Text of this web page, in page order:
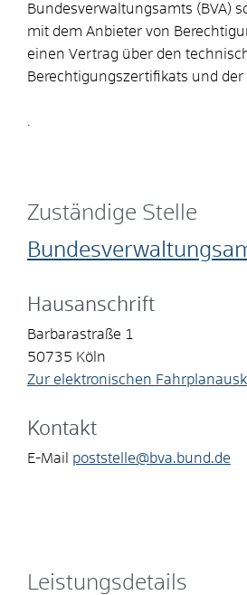
Bundesverwaltungsamts (BVA)
mit dem Anbieter von
einen Vertrag über den
Berechtigungszertifikats und der
Zuständige Stelle
Hausanschrift
Barbarastraße 1
50735 Köln
Zur elektronischen
Kontakt
E-Mail poststelle@bva.bund.de
Leistungsdetails